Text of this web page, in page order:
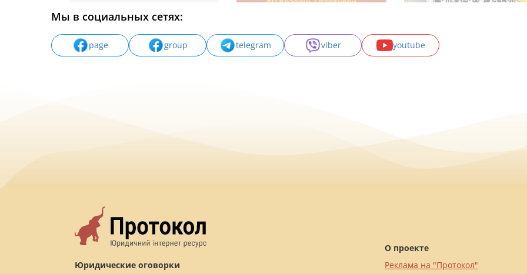
Мы в социальных сетях:
page group telegram viber youtube
Юридические оговорки
О проекте
Реклама на "Протокол"